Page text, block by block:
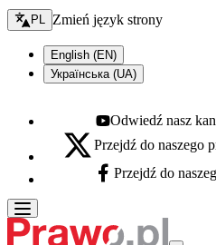
Zmień język - bieżący:
PL Zmień język strony
English (EN)
Українська (UA)
Youtube - otwiera się w
Odwiedź nasz
X - otwiera się w nowej karcie
Przejdź do naszego
Facebook - otwiera się w
Przejdź do